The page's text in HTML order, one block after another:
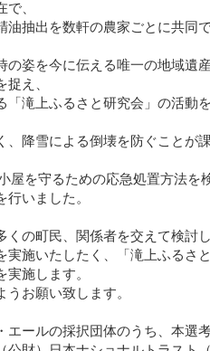
、
油抽出を数軒の農家ごとに共同
の姿を今に伝える唯一の地域遺
捉え、
「滝上ふるさと研究会」の活動
、降雪による倒壊を防ぐことが
屋を守るための応急処置方法を
いました。
くの町民、関係者を交えて検討
実施いたしたく、「滝上ふるさ
施します。
お願い致します。
エールの採択団体のうち、本選